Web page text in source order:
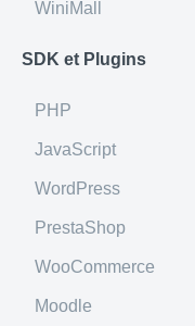
WiniMall
SDK et Plugins
PHP
JavaScript
WordPress
PrestaShop
WooCommerce
Moodle
Les présentes
après «
présentes, régiront
notre site Web, y
site Web
Ces conditions
l’utilisation de